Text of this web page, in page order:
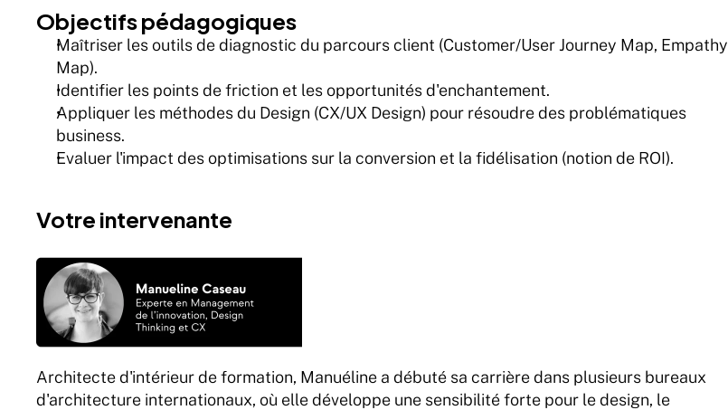
Objectifs pédagogiques
Maîtriser les outils de diagnostic du parcours client (Customer/User Journey Map, Empathy
Map).
Identifier les points de friction et les opportunités d'enchantement.
Appliquer les méthodes du Design (CX/UX Design) pour résoudre des problématiques
business.
Evaluer l'impact des optimisations sur la conversion et la fidélisation (notion de ROI).
Votre intervenante
Architecte d'intérieur de formation, Manuéline a débuté sa carrière dans plusieurs bureaux
d'architecture internationaux, où elle développe une sensibilité forte pour le design, le